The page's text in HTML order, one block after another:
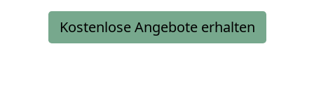
Kostenlose Angebote erhalten